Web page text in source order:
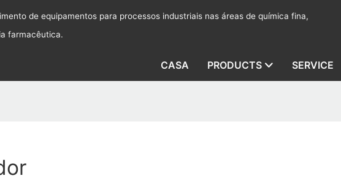
de equipamentos para processos industriais nas áreas de química fina,
farmacêutica.
CASA PRODUCTS SERVICE